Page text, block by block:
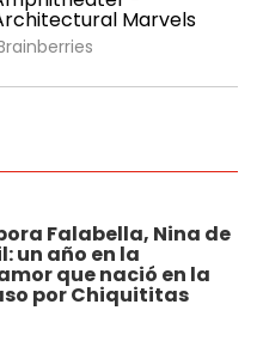
Falabella, Nina de
un año en la
que nació en la
por Chiquititas